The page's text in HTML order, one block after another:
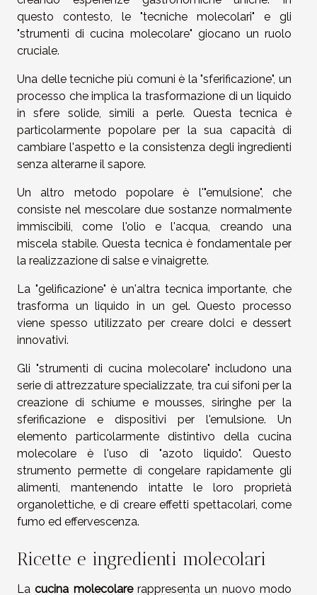
questo contesto, le "tecniche molecolari" e gli
"strumenti di cucina molecolare" giocano un ruolo
cruciale.
Una delle tecniche più comuni è la "sferificazione", un
processo che implica la trasformazione di un liquido
in sfere solide, simili a perle. Questa tecnica è
particolarmente popolare per la sua capacità di
cambiare l'aspetto e la consistenza degli ingredienti
senza alterarne il sapore.
Un altro metodo popolare è l'"emulsione", che
consiste nel mescolare due sostanze normalmente
immiscibili, come l'olio e l'acqua, creando una
miscela stabile. Questa tecnica è fondamentale per
la realizzazione di salse e vinaigrette.
La "gelificazione" è un'altra tecnica importante, che
trasforma un liquido in un gel. Questo processo
viene spesso utilizzato per creare dolci e dessert
innovativi.
Gli "strumenti di cucina molecolare" includono una
serie di attrezzature specializzate, tra cui sifoni per la
creazione di schiume e mousses, siringhe per la
sferificazione e dispositivi per l'emulsione. Un
elemento particolarmente distintivo della cucina
molecolare è l'uso di "azoto liquido". Questo
strumento permette di congelare rapidamente gli
alimenti, mantenendo intatte le loro proprietà
organolettiche, e di creare effetti spettacolari, come
fumo ed effervescenza.
Ricette e ingredienti molecolari
Lacucina molecolarerappresenta un nuovo modo